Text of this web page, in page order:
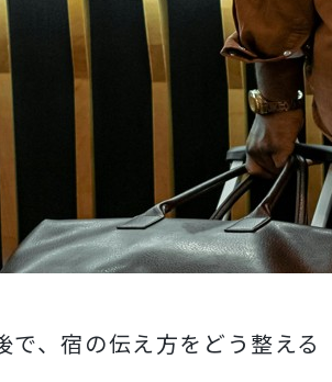
で、宿の伝え方をどう整える